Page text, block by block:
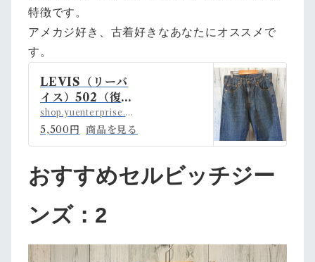
特徴です。
アメカジ好き、古着好きなあなたにオススメで
す。
LEVIS（リーバ
イス）502（復刻
モデル） W30L
32 RankC | ア
メカジ古着ファッ
ンタープライズB
ASE店 powere
d by BASE
shop.yuenterprise.shop
5,500円 商品を見る
おすすめセルビッチジー
ンズ：2